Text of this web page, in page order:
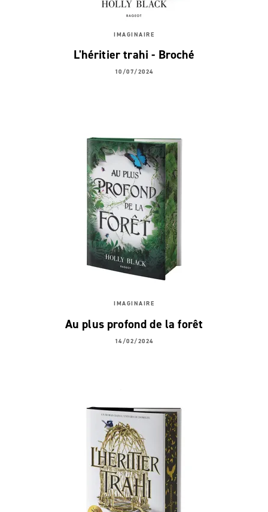
IMAGINAIRE
L'héritier trahi - Broché
10/07/2024
IMAGINAIRE
Au plus profond de la forêt
14/02/2024